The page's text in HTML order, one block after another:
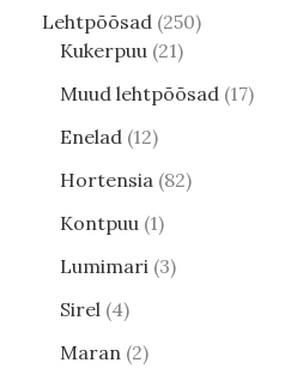
Lehtpõõsad 250
Kukerpuu 21
Muud lehtpõõsad 17
Enelad 12
Hortensia 82
Kontpuu 1
Lumimari 3
Sirel 4
Maran 2